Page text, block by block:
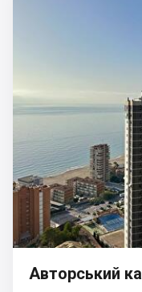
Авторський